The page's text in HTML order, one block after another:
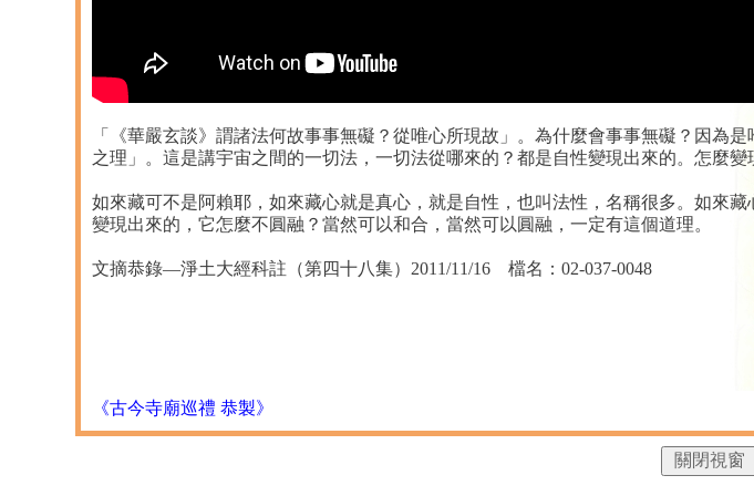
「《華嚴玄談》謂諸法何故事事無礙？從唯心所現故」。為什麼會事事無礙？因為
之理」。這是講宇宙之間的一切法，一切法從哪來的？都是自性變現出來的。怎麼變
如來藏可不是阿賴耶，如來藏心就是真心，就是自性，也叫法性，名稱很多。如來
變現出來的，它怎麼不圓融？當然可以和合，當然可以圓融，一定有這個道理。
文摘恭錄—淨土大經科註（第四十八集）2011/11/16 檔名：02-037-0048
《古今寺廟巡禮 恭製》